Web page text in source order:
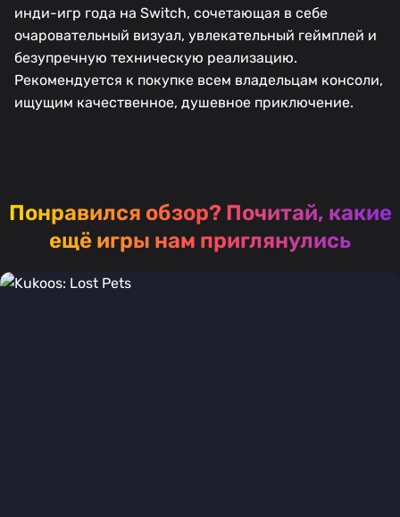
инди-игр года на Switch, сочетающая в себе
очаровательный визуал, увлекательный геймплей и
безупречную техническую реализацию.
Рекомендуется к покупке всем владельцам консоли,
ищущим качественное, душевное приключение.
Понравился обзор? Почитай, какие
ещё игры нам приглянулись